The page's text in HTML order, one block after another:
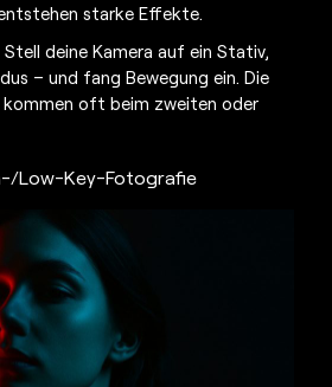
starke Effekte.
Stell deine Kamera auf ein Stativ,
– und fang Bewegung ein. Die
kommen oft beim zweiten oder
Low-Key-Fotografie